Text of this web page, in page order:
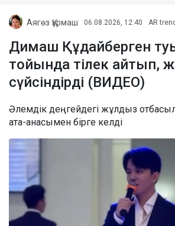
Аягөз Құрмаш 06.08.2026, 12:40 AR trend
Димаш Құдайберген
тойында тілек айтып,
сүйсіндірді (ВИДЕО)
Әлемдік деңгейдегі жұлдыз
ата-анасымен бірге келді